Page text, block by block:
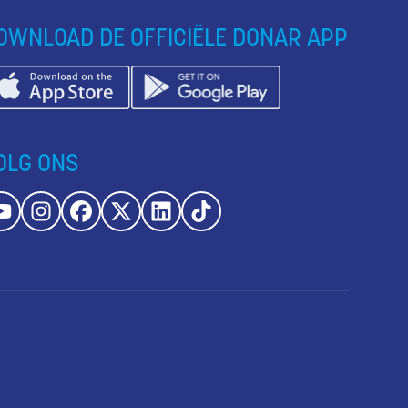
DE OFFICIËLE DONAR APP
ONS